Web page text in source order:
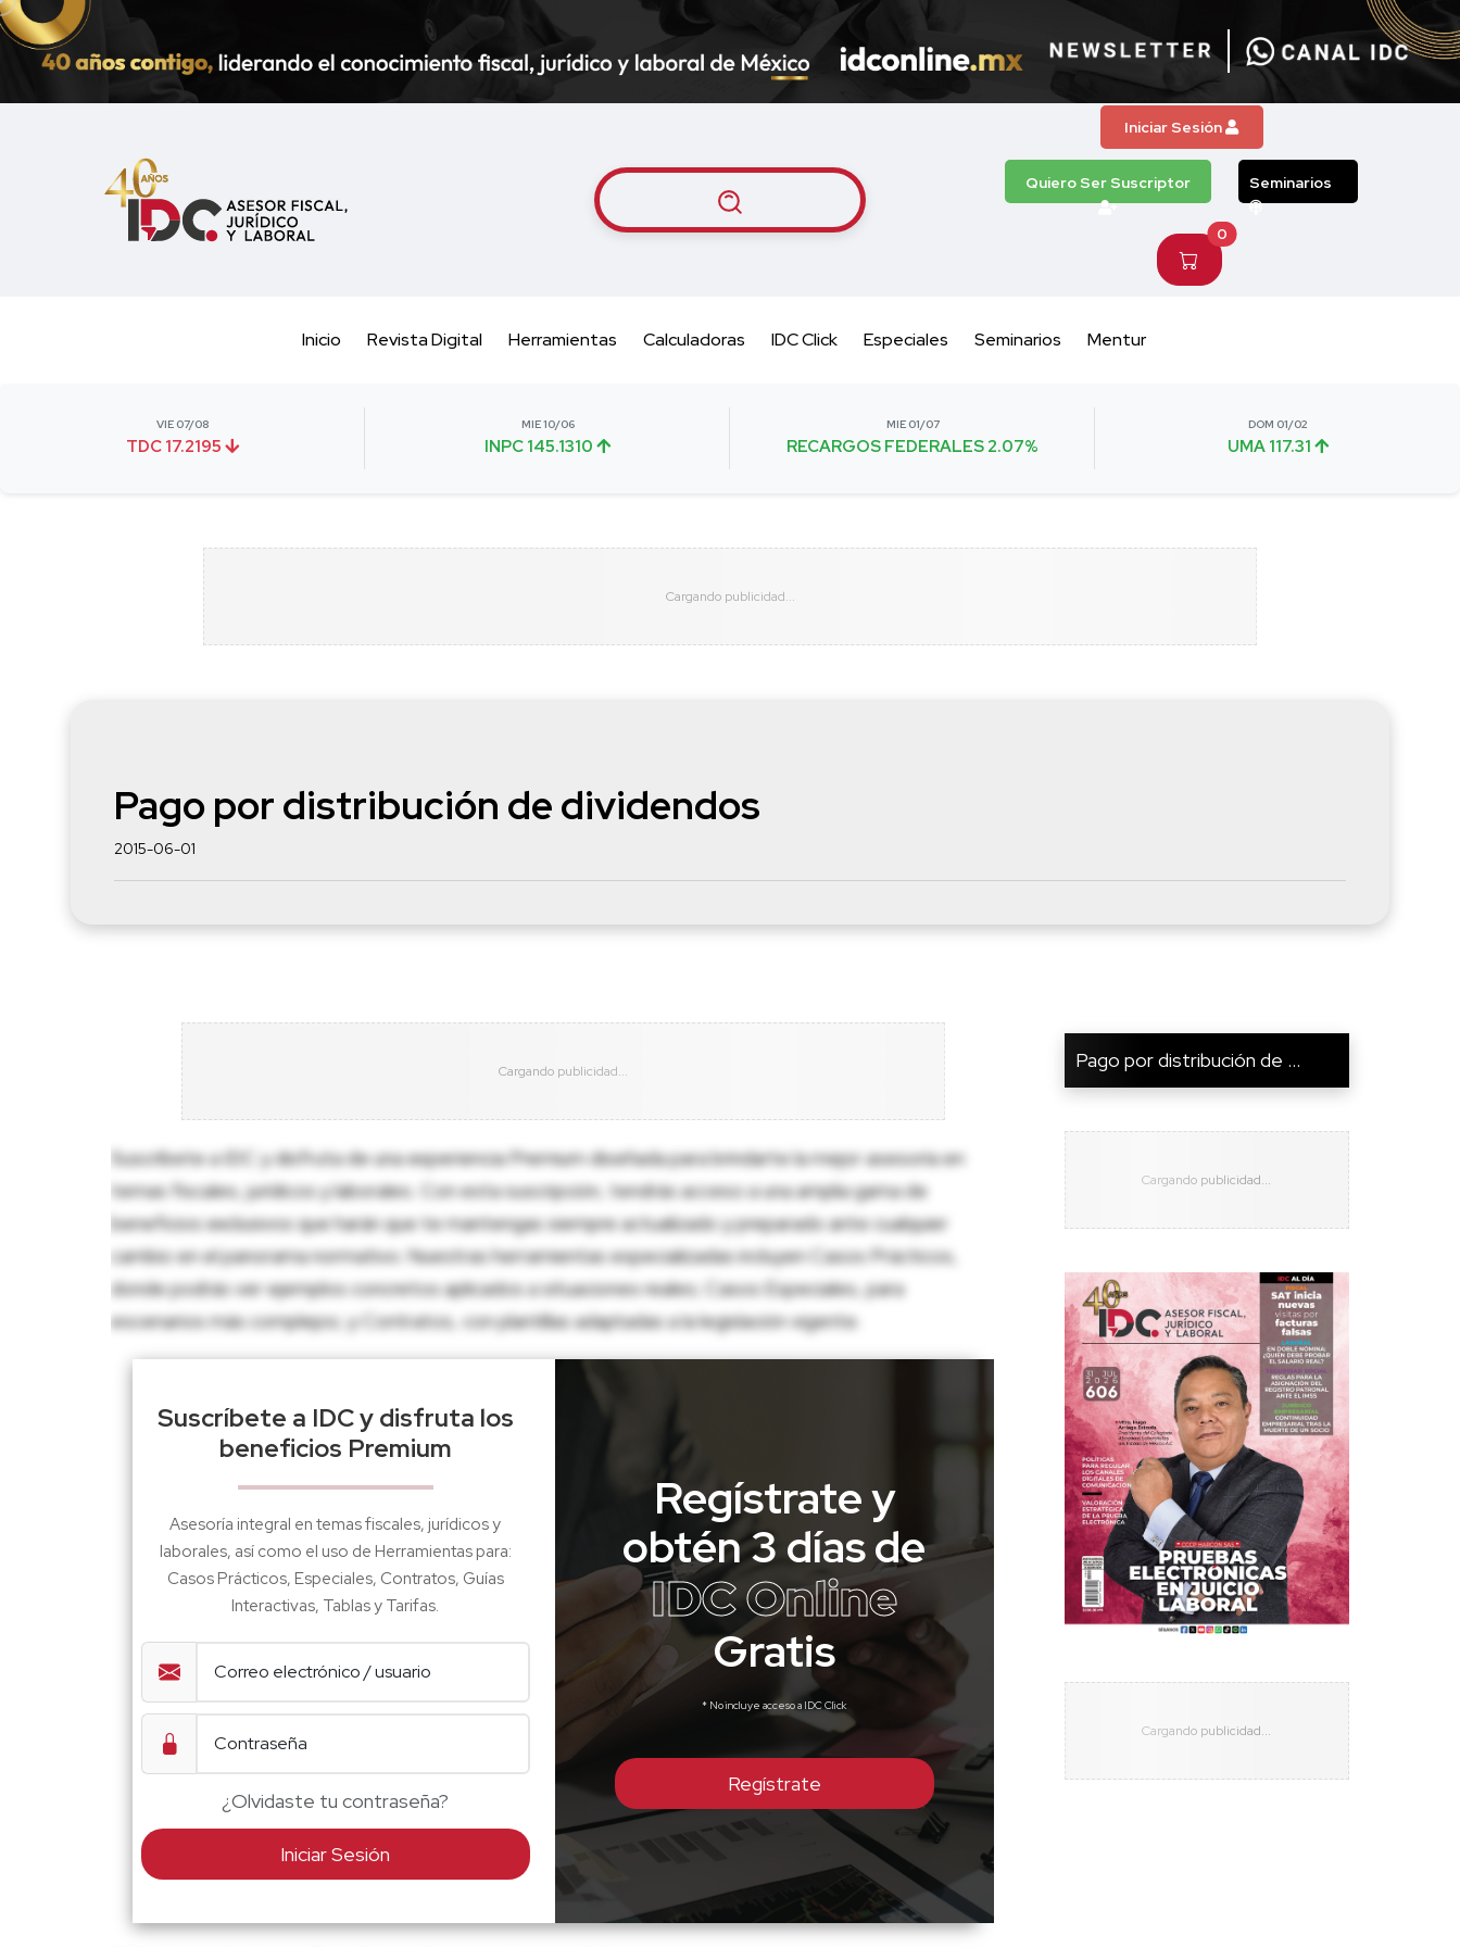
Iniciar Sesión
Quiero Ser Suscriptor Seminarios
0
Inicio Revista Digital Herramientas Calculadoras IDC Click Especiales Seminarios Mentur
VIE 07/08
TDC 17.2195
MIE 10/06
INPC 145.1310
MIE 01/07
RECARGOS FEDERALES 2.07%
DOM 01/02
UMA 117.31
Pago por distribución de dividendos
2015-06-01
Suscríbete a IDC y disfruta de una experiencia Premium diseñada para brindarte la mejor asesoría en
temas fiscales, jurídicos y laborales. Con esta suscripción, tendrás acceso a una amplia gama de
beneficios exclusivos que harán que te mantengas siempre actualizado y preparado ante cualquier
cambio en el panorama normativo. Nuestras herramientas especializadas incluyen Casos Prácticos,
donde podrás ver ejemplos concretos aplicados a situaciones reales; Casos Especiales, para
escenarios más complejos; y Contratos, con plantillas adaptadas a la legislación vigente.
Suscríbete a IDC y disfruta los
beneficios Premium
Asesoría integral en temas fiscales, jurídicos y
laborales, así como el uso de Herramientas para:
Casos Prácticos, Especiales, Contratos, Guías
Interactivas, Tablas y Tarifas.
¿Olvidaste tu contraseña?
Iniciar Sesión
Regístrate y
obtén 3 días de
IDC Online
Gratis
* No incluye acceso a IDC Click
Regístrate
Pago por distribución de ...